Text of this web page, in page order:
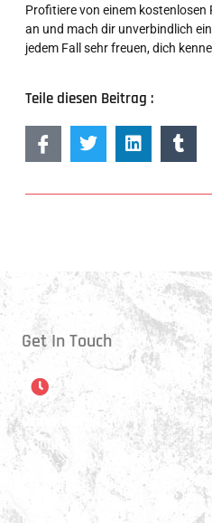
Profitiere von einem
an und mach dir unverbindlich
jedem Fall sehr freuen, dich
Teile diesen Beitrag :
Get In Touch
Öffnungszeiten
Montag:
17:15 - 21:00 Uhr
Mittwoch:
17:30 - 21:00 Uhr
Donnerstag: